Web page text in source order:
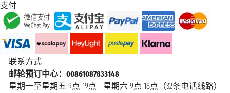
支付
联系方式
邮轮预订中心：00861087833148
星期一至星期五 9点-19点 - 星期六 9点-18点（32条电话线路）